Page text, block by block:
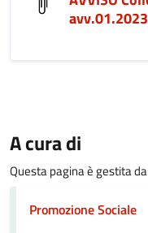
A cura di
Questa pagina è gestita da
Promozione Sociale